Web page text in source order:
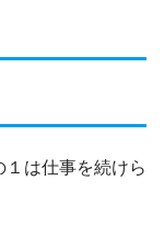
は仕事を続けら